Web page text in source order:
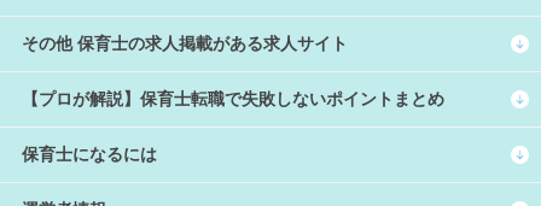
その他 保育士の求人掲載がある求人サイト
【プロが解説】保育士転職で失敗しないポイントまとめ
保育士になるには